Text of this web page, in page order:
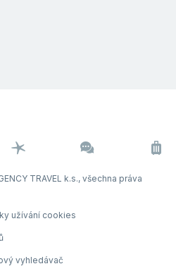
TRAVEL k.s., všechna práva
užívání cookies
vyhledávač